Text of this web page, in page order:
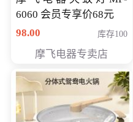
6060 会员专享价68元
98.00
库存100
摩飞电器专卖店